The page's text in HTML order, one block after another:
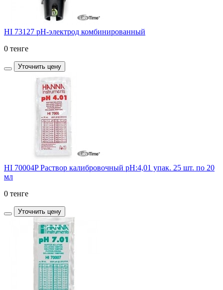
HI 73127 pH-электрод комбинированный
0 тенге
Уточнить цену
HI 70004P Раствор калибровочный рН:4,01 упак. 25 шт. по 20
мл
0 тенге
Уточнить цену